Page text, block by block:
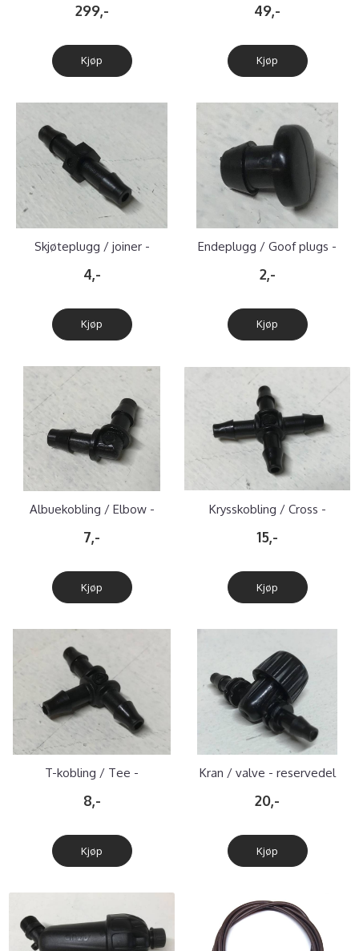
299,-
Kjøp
49,-
Kjøp
Skjøteplugg / joiner -
4,-
Kjøp
Endeplugg / Goof plugs -
2,-
Kjøp
Albuekobling / Elbow -
reservedel
7,-
Kjøp
Krysskobling / Cross -
reservedel
15,-
Kjøp
T-kobling / Tee -
reservedel
8,-
Kjøp
Kran / valve - reservedel
20,-
Kjøp